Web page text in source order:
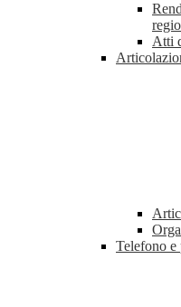
Atti
Telefono e